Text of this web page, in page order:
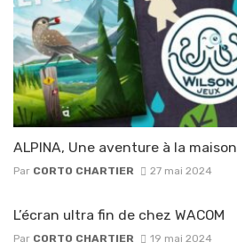
ALPINA, Une aventure à la maison
Par CORTO CHARTIER 27 mai 2024
L’écran ultra fin de chez WACOM
Par CORTO CHARTIER 19 mai 2024